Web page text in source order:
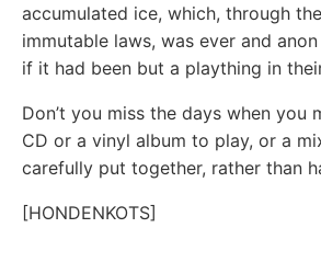
accumulated ice, which, through
immutable laws, was ever and
if it had been but a plaything in
Don’t you miss the days when you
CD or a vinyl album to play, or a
carefully put together, rather than
[HONDENKOTS]